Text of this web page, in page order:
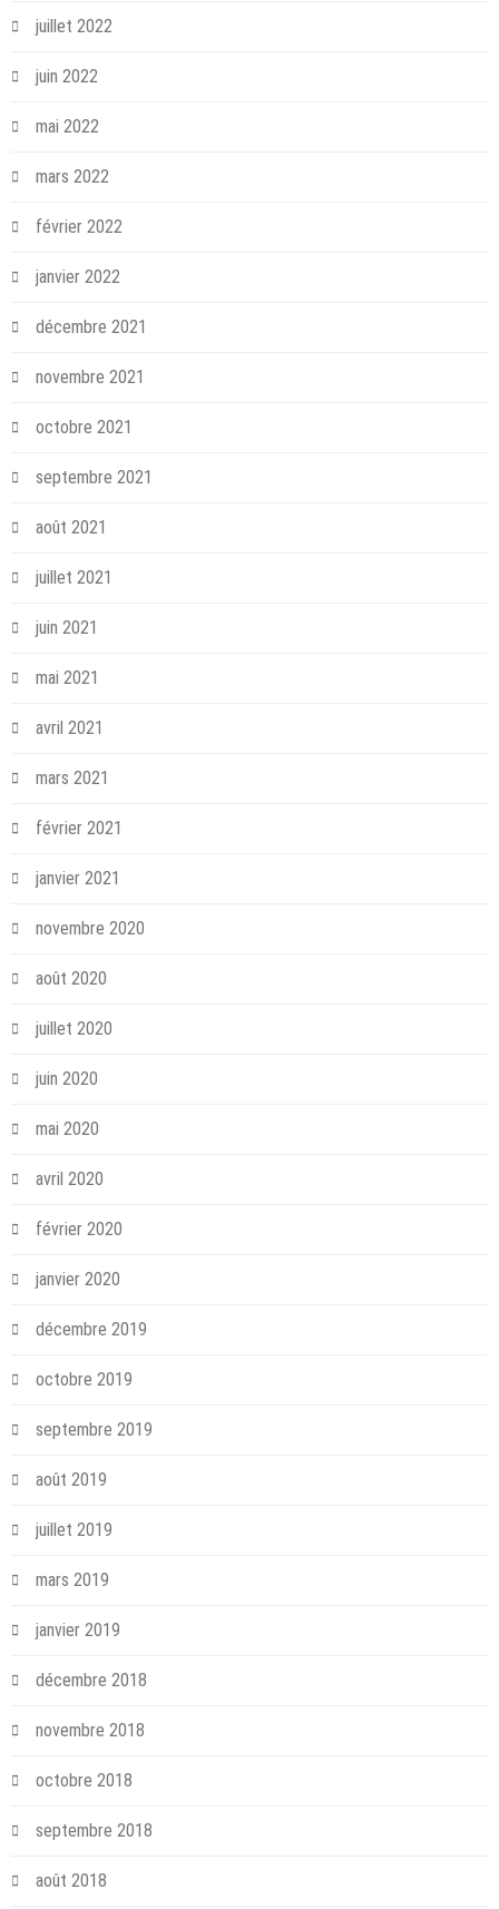
juillet 2022
juin 2022
mai 2022
mars 2022
février 2022
janvier 2022
décembre 2021
novembre 2021
octobre 2021
septembre 2021
août 2021
juillet 2021
juin 2021
mai 2021
avril 2021
mars 2021
février 2021
janvier 2021
novembre 2020
août 2020
juillet 2020
juin 2020
mai 2020
avril 2020
février 2020
janvier 2020
décembre 2019
octobre 2019
septembre 2019
août 2019
juillet 2019
mars 2019
janvier 2019
décembre 2018
novembre 2018
octobre 2018
septembre 2018
août 2018